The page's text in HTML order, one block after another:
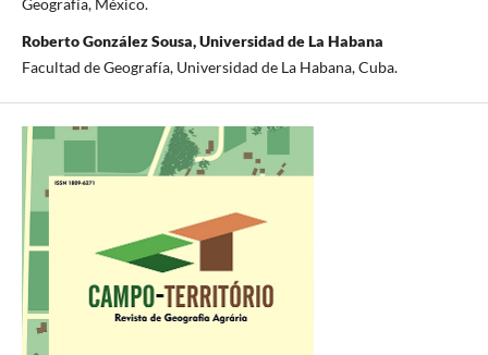
Geografía, México.
Roberto González Sousa, Universidad de La Habana
Facultad de Geografía, Universidad de La Habana, Cuba.